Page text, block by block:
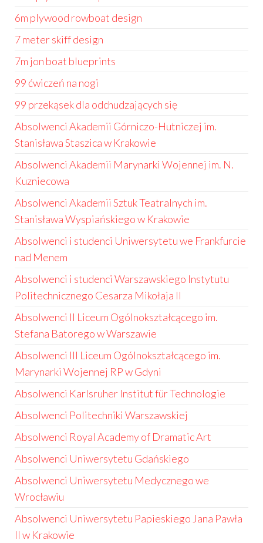
6m plywood rowboat design
7 meter skiff design
7m jon boat blueprints
99 ćwiczeń na nogi
99 przekąsek dla odchudzających się
Absolwenci Akademii Górniczo-Hutniczej im.
Stanisława Staszica w Krakowie
Absolwenci Akademii Marynarki Wojennej im. N.
Kuzniecowa
Absolwenci Akademii Sztuk Teatralnych im.
Stanisława Wyspiańskiego w Krakowie
Absolwenci i studenci Uniwersytetu we Frankfurcie
nad Menem
Absolwenci i studenci Warszawskiego Instytutu
Politechnicznego Cesarza Mikołaja II
Absolwenci II Liceum Ogólnokształcącego im.
Stefana Batorego w Warszawie
Absolwenci III Liceum Ogólnokształcącego im.
Marynarki Wojennej RP w Gdyni
Absolwenci Karlsruher Institut für Technologie
Absolwenci Politechniki Warszawskiej
Absolwenci Royal Academy of Dramatic Art
Absolwenci Uniwersytetu Gdańskiego
Absolwenci Uniwersytetu Medycznego we
Wrocławiu
Absolwenci Uniwersytetu Papieskiego Jana Pawła
II w Krakowie